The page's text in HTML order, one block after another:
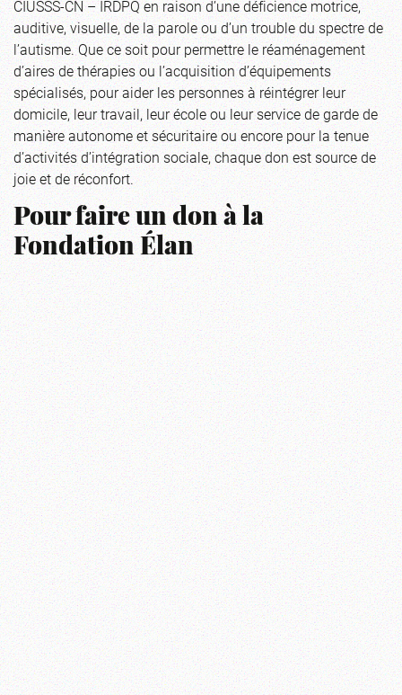
CIUSSS-CN – IRDPQ en raison d’une déficience motrice,
auditive, visuelle, de la parole ou d’un trouble du spectre de
l’autisme. Que ce soit pour permettre le réaménagement
d’aires de thérapies ou l’acquisition d’équipements
spécialisés, pour aider les personnes à réintégrer leur
domicile, leur travail, leur école ou leur service de garde de
manière autonome et sécuritaire ou encore pour la tenue
d’activités d’intégration sociale, chaque don est source de
joie et de réconfort.
Pour faire un don à la
Fondation Élan